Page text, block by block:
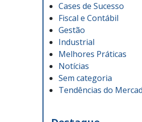
Cases de Sucesso
Fiscal e Contábil
Gestão
Industrial
Melhores Práticas
Notícias
Sem categoria
Tendências do